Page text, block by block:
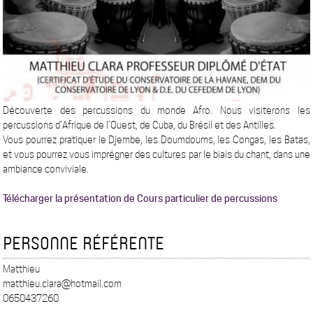
Découverte des percussions du monde Afro. Nous visiterons les
percussions d’Afrique de l’Ouest, de Cuba, du Brésil et des Antilles.
Vous pourrez pratiquer le Djembe, les Doumdoums, les Congas, les Batas,
et vous pourrez vous imprégner des cultures par le biais du chant, dans une
ambiance conviviale.
Télécharger la présentation de Cours particulier de percussions
PERSONNE RÉFÉRENTE
Matthieu
matthieu.clara@hotmail.com
0650437260